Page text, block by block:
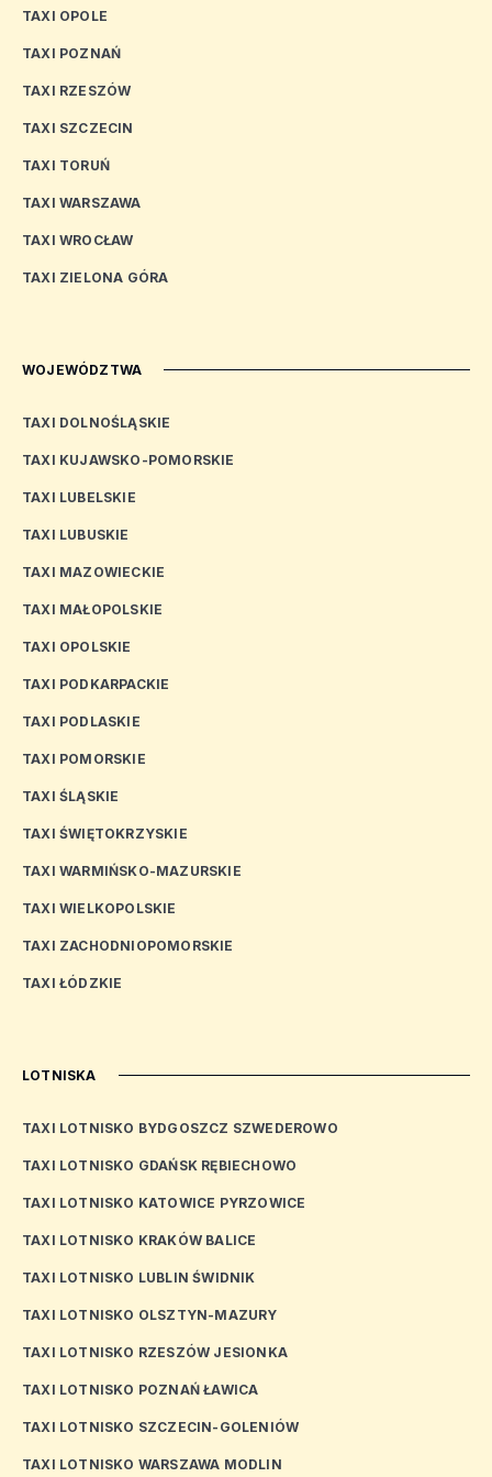
TAXI OPOLE
TAXI POZNAŃ
TAXI RZESZÓW
TAXI SZCZECIN
TAXI TORUŃ
TAXI WARSZAWA
TAXI WROCŁAW
TAXI ZIELONA GÓRA
WOJEWÓDZTWA
TAXI DOLNOŚLĄSKIE
TAXI KUJAWSKO-POMORSKIE
TAXI LUBELSKIE
TAXI LUBUSKIE
TAXI MAZOWIECKIE
TAXI MAŁOPOLSKIE
TAXI OPOLSKIE
TAXI PODKARPACKIE
TAXI PODLASKIE
TAXI POMORSKIE
TAXI ŚLĄSKIE
TAXI ŚWIĘTOKRZYSKIE
TAXI WARMIŃSKO-MAZURSKIE
TAXI WIELKOPOLSKIE
TAXI ZACHODNIOPOMORSKIE
TAXI ŁÓDZKIE
LOTNISKA
TAXI LOTNISKO BYDGOSZCZ SZWEDEROWO
TAXI LOTNISKO GDAŃSK RĘBIECHOWO
TAXI LOTNISKO KATOWICE PYRZOWICE
TAXI LOTNISKO KRAKÓW BALICE
TAXI LOTNISKO LUBLIN ŚWIDNIK
TAXI LOTNISKO OLSZTYN-MAZURY
TAXI LOTNISKO RZESZÓW JESIONKA
TAXI LOTNISKO POZNAŃ ŁAWICA
TAXI LOTNISKO SZCZECIN-GOLENIÓW
TAXI LOTNISKO WARSZAWA MODLIN